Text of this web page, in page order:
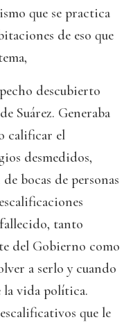
que se practica
de eso que
descubierto
Suárez. Generaba
calificar el
desmedidos,
bocas de personas
tanto
del Gobierno como
a serlo y cuando
vida política.
que le